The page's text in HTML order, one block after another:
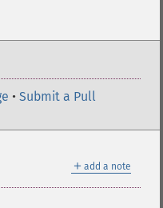
• Submit a Pull
＋ add a note